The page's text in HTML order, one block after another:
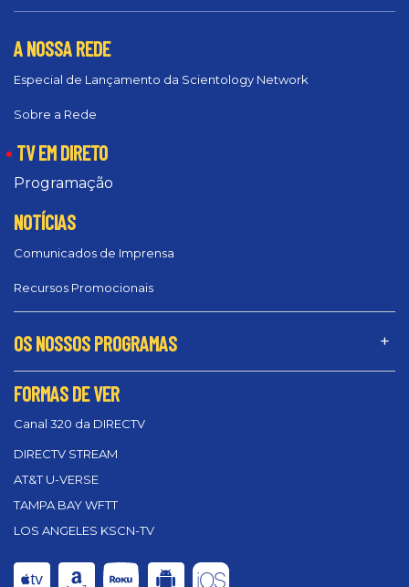
A NOSSA REDE
Especial de Lançamento da Scientology Network
Sobre a Rede
TV EM DIRETO
Programação
NOTÍCIAS
Comunicados de Imprensa
Recursos Promocionais
OS NOSSOS PROGRAMAS
FORMAS DE VER
Canal 320 da DIRECTV
DIRECTV STREAM
AT&T U-VERSE
TAMPA BAY WFTT
LOS ANGELES KSCN-TV